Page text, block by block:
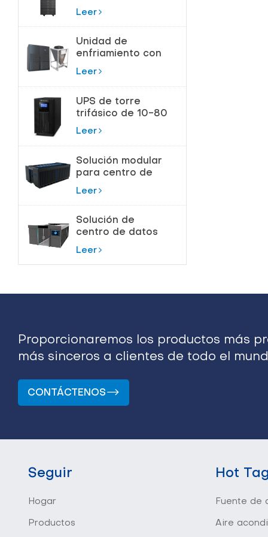
180kVA para
Leer
Unidad de
enfriamiento con
bomba de flúor
temperatura de
precisión
Leer
UPS de torre
trifásico de 10-80
KVA para
alta potencia
Leer
Solución modular
para centro de
datos de sala de
Leer
Solución de
centro de datos
modular
Leer
Proporcionaremos los productos más
más sinceros a clientes de todo el
CONTÁCTENOS
Seguir
Hogar
Productos
Hot
Fuente de
Aire